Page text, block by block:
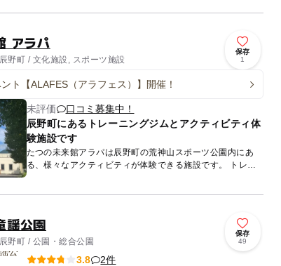
アラパ
野町 / 文化施設, スポーツ施設
保存
1
ト【ALAFES（アラフェス）】開催！
未評価
口コミ募集中！
辰野町にあるトレーニングジムとアクティビティ体
験施設です
たつの未来館アラパは辰野町の荒神山スポーツ公園内にあ
る、様々なアクティビティが体験できる施設です。 トレー
ニングジムは有酸素マシンからフリーウェイトまで完備。
謡公園
野町 / 公園・総合公園
保存
49
3.8
2件